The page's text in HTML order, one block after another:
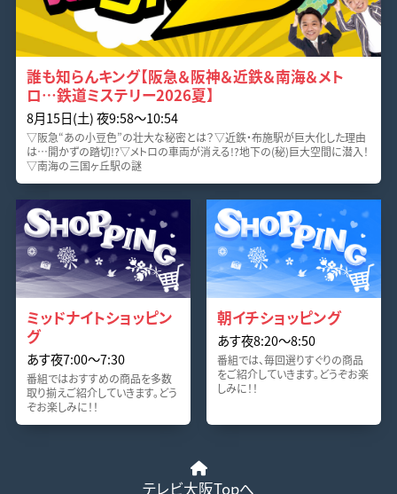
誰も知らんキング【阪急＆阪神＆近鉄＆南海＆メト
ロ…鉄道ミステリー2026夏】
8月15日(土) 夜9:58〜10:54
▽阪急“あの小豆色”の壮大な秘密とは？▽近鉄・布施駅が巨大化した理由
は…開かずの踏切!?▽メトロの車両が消える!?地下の(秘)巨大空間に潜入！
▽南海の三国ヶ丘駅の謎
ミッドナイトショッピン
グ
あす夜7:00〜7:30
番組ではおすすめの商品を多数
取り揃えご紹介していきます。どう
ぞお楽しみに！！
朝イチショッピング
あす夜8:20〜8:50
番組では、毎回選りすぐりの商品
をご紹介していきます。どうぞお楽
しみに！！
テレビ大阪Topへ